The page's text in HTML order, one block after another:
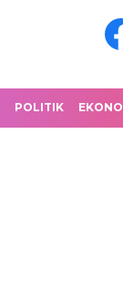
POLITIK